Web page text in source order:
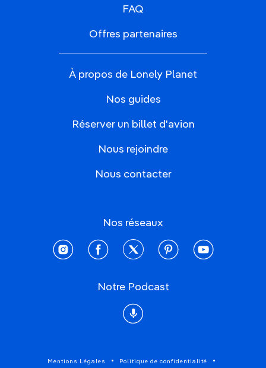
FAQ
Offres partenaires
À propos de Lonely Planet
Nos guides
Réserver un billet d'avion
Nous rejoindre
Nous contacter
Nos réseaux
instagramfacebooktwitter pinterestyoutube
Notre Podcast
Podcast
Mentions Légales Politique de confidentialité